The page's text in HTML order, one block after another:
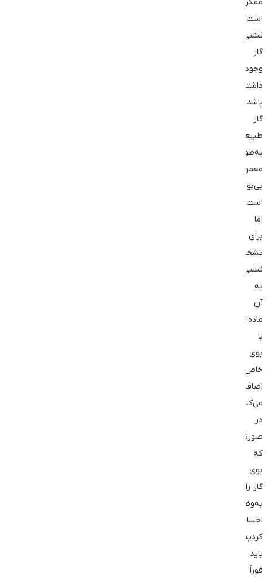
است
نشتی
گاز
وجود
داشته
باشد.
گاز
طبیعی
به‌طور
معمول
بی‌بو
است،
اما
برای
تشخیص
نشتی
به
آن
ماده‌ای
با
بوی
خاص
اضافه
می‌کنند.
در
صورتی
که
بوی
گاز را
به‌وضوح
احساس
کردید،
باید
فوراً